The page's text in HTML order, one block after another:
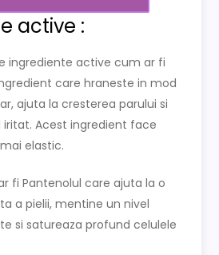
active :
ingrediente active cum ar fi
care hraneste in mod
ajuta la cresterea parului si
Acest ingredient face
elastic.
fi Pantenolul care ajuta la o
a pielii, mentine un nivel
si satureaza profund celulele